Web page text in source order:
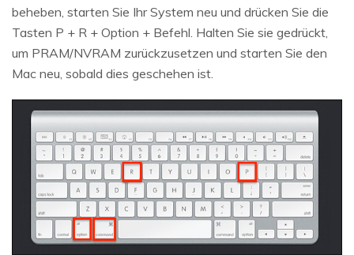
beheben, starten Sie Ihr System neu und drücken Sie die
Tasten P + R + Option + Befehl. Halten Sie sie gedrückt,
um PRAM/NVRAM zurückzusetzen und starten Sie den
Mac neu, sobald dies geschehen ist.